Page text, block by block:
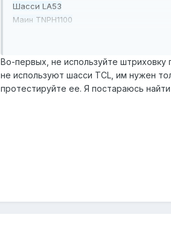
Шасси LA53
Маин TNPH1100
Во-первых, не используйте
не используют шасси TCL, им нужен
протестируйте ее. Я постараюсь